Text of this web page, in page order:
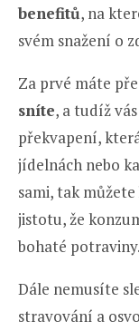
benefitů, na
svém snažení o
Za prvé máte
sníte, a tudíž
překvapení,
jídelnách nebo
sami, tak můžete
jistotu, že
bohaté potraviny.
Dále nemusíte
stravování a